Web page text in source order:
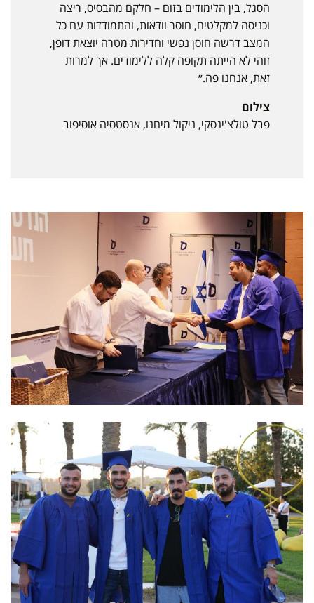
הסגל, בין הלימודים בזום – חלקם מהבסיס, ריצה
וכניסה למקלטים, חוסר וודאות, והתמודדות עם כל
המצב דרשה חוסן נפשי וחדירות מטרה יוצאת דופן,
זוהי לא הייתה תקופה קלה ללימודים. אך למרות
זאת, אנחנו פה.״
צילום
פבל טולצ'ינסקי, ניקול מיחנו, אנסטסיה אוסיפוב